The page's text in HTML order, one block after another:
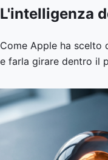
L'intelligenza
Come Apple ha scelto
e farla girare dentro il